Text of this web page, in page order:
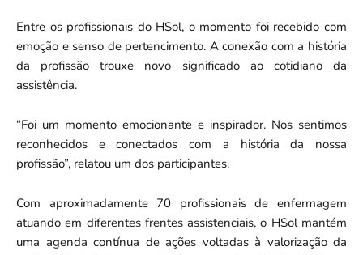
Entre os profissionais do HSol, o momento foi recebido com
emoção e senso de pertencimento. A conexão com a história
da profissão trouxe novo significado ao cotidiano da
assistência.
“Foi um momento emocionante e inspirador. Nos sentimos
reconhecidos e conectados com a história da nossa
profissão”, relatou um dos participantes.
Com aproximadamente 70 profissionais de enfermagem
atuando em diferentes frentes assistenciais, o HSol mantém
uma agenda contínua de ações voltadas à valorização da